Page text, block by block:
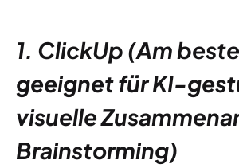
1. ClickUp (Am
geeignet für KI-
visuelle
Brainstorming)